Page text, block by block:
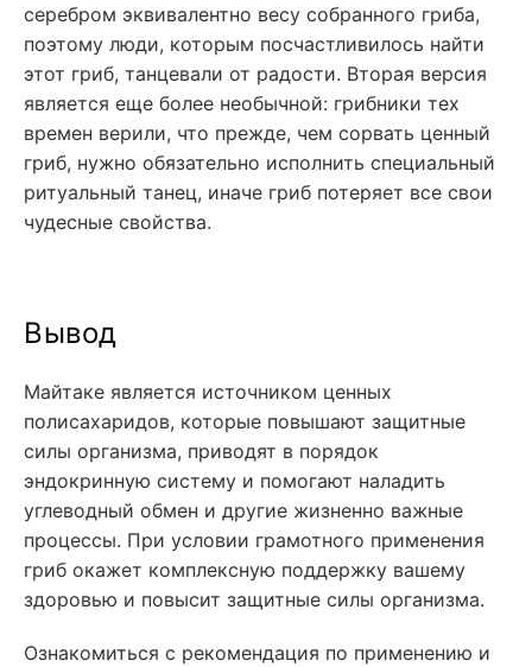
серебром эквивалентно весу собранного гриба,
поэтому люди, которым посчастливилось найти
этот гриб, танцевали от радости. Вторая версия
является еще более необычной: грибники тех
времен верили, что прежде, чем сорвать ценный
гриб, нужно обязательно исполнить специальный
ритуальный танец, иначе гриб потеряет все свои
чудесные свойства.
Вывод
Майтаке является источником ценных
полисахаридов, которые повышают защитные
силы организма, приводят в порядок
эндокринную систему и помогают наладить
углеводный обмен и другие жизненно важные
процессы. При условии грамотного применения
гриб окажет комплексную поддержку вашему
здоровью и повысит защитные силы организма.
Ознакомиться с рекомендация по применению и